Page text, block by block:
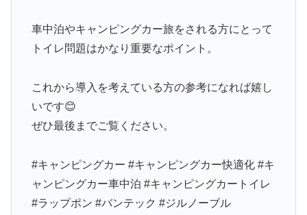
車中泊やキャンピングカー旅をされる方にとって
トイレ問題はかなり重要なポイント。
これから導入を考えている方の参考になれば嬉し
いです😊
ぜひ最後までご覧ください。
#キャンピングカー #キャンピングカー快適化 #キ
ャンピングカー車中泊 #キャンピングカートイレ
#ラップポン #バンテック #ジルノーブル